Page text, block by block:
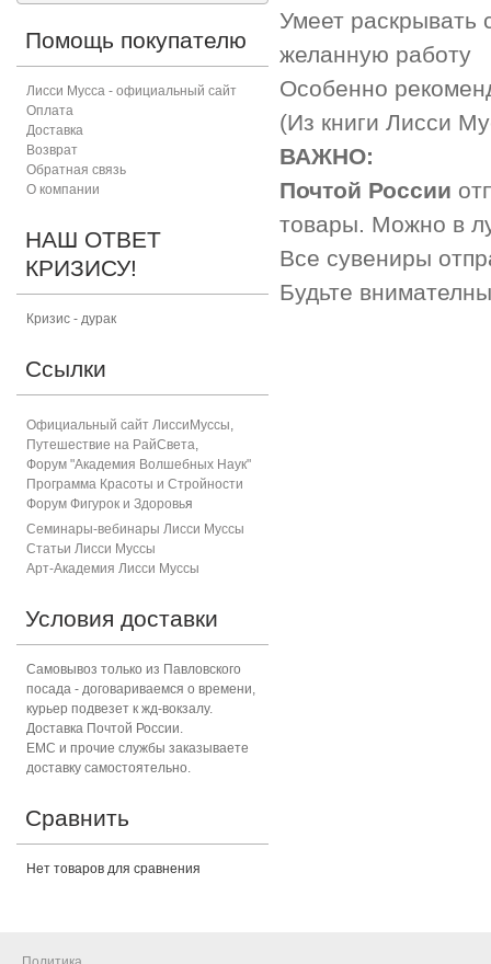
Умеет раскрывать
желанную работу
Особенно
(Из книги Лисси
ВАЖНО:
Почтой России
товары. Можно в
Все сувениры
Будьте
Помощь покупателю
Лисси Мусса - официальный сайт
Оплата
Доставка
Возврат
Обратная связь
О компании
НАШ ОТВЕТ
КРИЗИСУ!
Кризис - дурак
Ссылки
Официальный сайт ЛиссиМуссы,
Путешествие на РайСвета,
Форум "Академия Волшебных Наук"
Программа Красоты и Стройности
Форум Фигурок и Здоровья
Семинары-вебинары Лисси Муссы
Статьи Лисси Муссы
Арт-Академия Лисси Муссы
Условия доставки
Самовывоз только из Павловского
посада - договариваемся о времени,
курьер подвезет к жд-вокзалу.
Доставка Почтой России.
ЕМС и прочие службы заказываете
доставку самостоятельно.
Сравнить
Нет товаров для сравнения